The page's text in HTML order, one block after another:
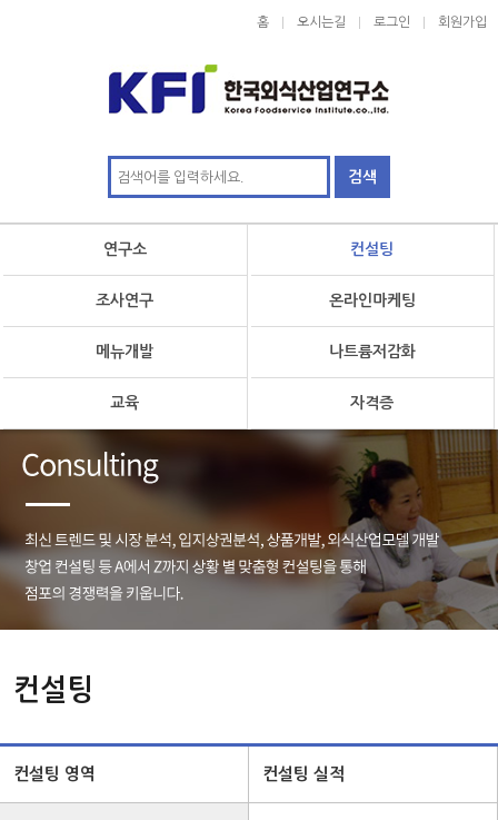
홈 오시는길 로그인 회원가입
연구소 컨설팅
조사연구 온라인마케팅
메뉴개발 나트륨저감화
교육 자격증
컨설팅
컨설팅 영역 컨설팅 실적